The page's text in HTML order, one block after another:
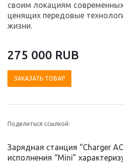
своим локациям
ценящих передовые
жизни.
275 000 RUB
ЗАКАЗАТЬ ТОВАР
Поделиться ссылкой:
Зарядная станция “Charger
исполнения “Mini”